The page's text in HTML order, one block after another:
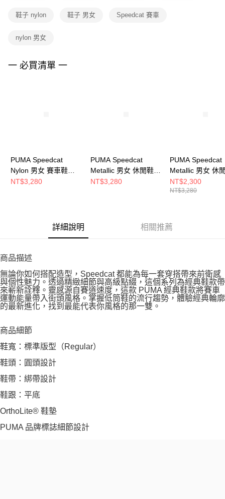
權轉讓予恩沛科技股份有限公司。
３．未成年的使用者請事先徵得法定代理人或監護人之同意方可使用
４．使用「AFTEE先享後付」時，將依據個別帳號之用戶狀況，依本公司即
鞋子 nylon 鞋子 男女 Speedcat 賽車
nylon 男女
一 必買清單 一
PUMA Speedcat
Nylon 男女 賽車鞋
40532302
NT$3,280
PUMA Speedcat
Metallic 男女 休閒鞋
40368901
NT$3,280
PUMA Speedcat
Metallic 男女 休
40368902
NT$2,300
NT$3,280
詳細說明 相關推薦
商品描述
無論你如何搭配造型，Speedcat 都能為每一套穿搭帶來前衛感
與個性魅力。透過精緻細節與高級點綴，這個系列為經典鞋款帶
來嶄新詮釋。靈感源自賽道速度，這款 PUMA 經典鞋款將賽車
運動能量帶入街頭風格。掌握低筒鞋的流行趨勢，體驗經典輪廓
的最新進化，找到最能代表你風格的那一雙。
商品細節
鞋寬：標準版型（Regular）
鞋頭：圓頭設計
鞋帶：綁帶設計
鞋跟：平底
OrthoLite® 鞋墊
PUMA 品牌標誌細節設計